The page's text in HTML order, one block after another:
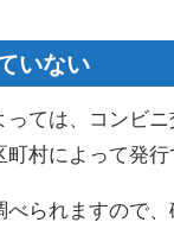
いない
ては、コンビ
村によって発
られますので